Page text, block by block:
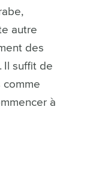
autre
des
Il suffit de
comme
à